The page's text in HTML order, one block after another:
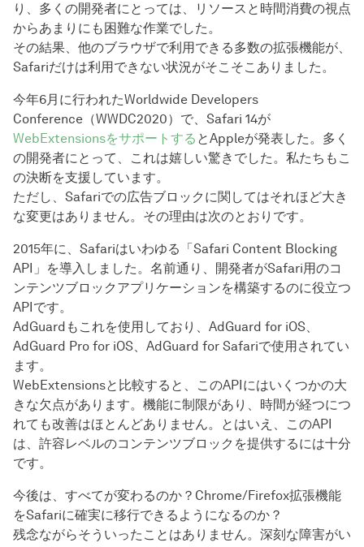
り、多くの開発者にとっては、リソースと時間消費の視点
からあまりにも困難な作業でした。
その結果、他のブラウザで利用できる多数の拡張機能が、
Safariだけは利用できない状況がそこそこありました。
今年6月に行われたWorldwide Developers
Conference（WWDC2020）で、Safari 14が
WebExtensionsをサポートする とAppleが発表した。多く
の開発者にとって、これは嬉しい驚きでした。私たちもこ
の決断を支援しています。
ただし、Safariでの広告ブロックに関してはそれほど大き
な変更はありません。その理由は次のとおりです。
2015年に、Safariはいわゆる「Safari Content Blocking
API」を導入しました。名前通り、開発者がSafari用のコ
ンテンツブロックアプリケーションを構築するのに役立つ
APIです。
AdGuardもこれを使用しており、AdGuard for iOS、
AdGuard Pro for iOS、AdGuard for Safariで使用されてい
ます。
WebExtensionsと比較すると、このAPIにはいくつかの大
きな欠点があります。機能に制限があり、時間が経つにつ
れても改善はほとんどありません。とはいえ、このAPI
は、許容レベルのコンテンツブロックを提供するには十分
です。
今後は、すべてが変わるのか？Chrome/Firefox拡張機能
をSafariに確実に移行できるようになるのか？
残念ながらそういったことはありません。深刻な障害がい